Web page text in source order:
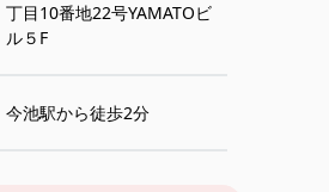
丁目10番地22号YAMATOビ
ル５F
今池駅から徒歩2分